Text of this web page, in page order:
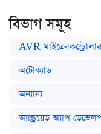
বিভাগ সমূহ
AVR মাইক্রোকন্ট্রোলার
অটোক্যাড
অন্যান্য
অ্যান্ড্রয়েড অ্যাপ